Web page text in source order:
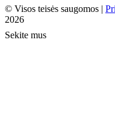
© Visos teisės saugomos |
2026
Sekite mus